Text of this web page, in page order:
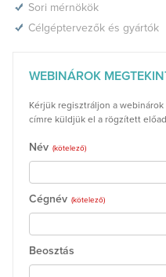
Sori mérnökök
Célgéptervezők és gyártók
WEBINÁROK
Kérjük regisztráljon a
címre küldjük el a rögzített
Név (kötelező)
Cégnév (kötelező)
Beosztás